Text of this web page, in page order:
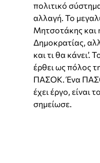
πολιτικό
αλλαγή. Το
Μητσοτάκης και
Δημοκρατίας,
και τι θα κάνει’.
έρθει ως πόλος
ΠΑΣΟΚ. Ένα
έχει έργο, είναι
σημείωσε.